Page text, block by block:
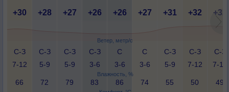
Ветер, метр/с
Влажность, %
+30 +28 +27 +26 +26 +27 +31 +32 +32
С-З
7-12
С-З
5-9
С-З
5-9
С-З
3-6
С
3-6
С
3-6
С-З
5-9
С-З
7-12
С-З
7-12
66 72 79 83 86 74 55 50 49